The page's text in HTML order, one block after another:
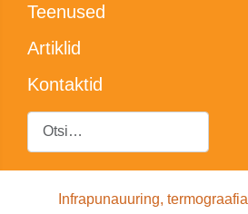
Teenused
Artiklid
Kontaktid
Otsing
Infrapunauuring, termograafia